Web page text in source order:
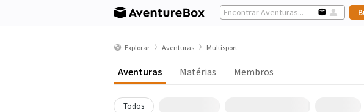
Explorar Aventuras Multisport
Aventuras Matérias Membros
Todos